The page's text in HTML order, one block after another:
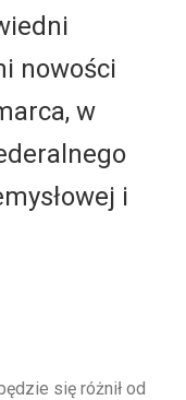
nowości
w
i
się różnił od